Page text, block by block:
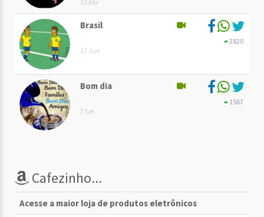
15 Abr
Brasil
17 Jun
2820
Bom dia
7 Set
1567
Cafezinho...
Acesse a maior loja de produtos eletrônicos